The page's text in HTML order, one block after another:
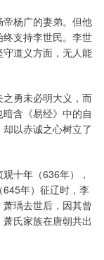
杨广的妻弟。但他
支持李世民。李世
道义方面，无人能
勇未必明大义，而
含《易经》中的自
以赤诚之心树立了
十年（636年），
年）征辽时，李
瑀去世后，因其曾
氏家族在唐朝共出